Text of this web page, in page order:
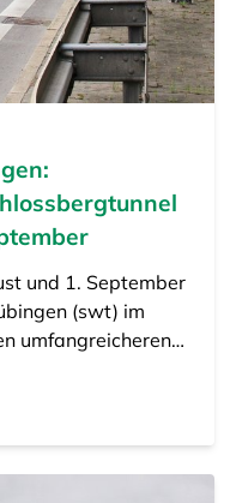
und 1. September
(swt) im
umfangreicheren…